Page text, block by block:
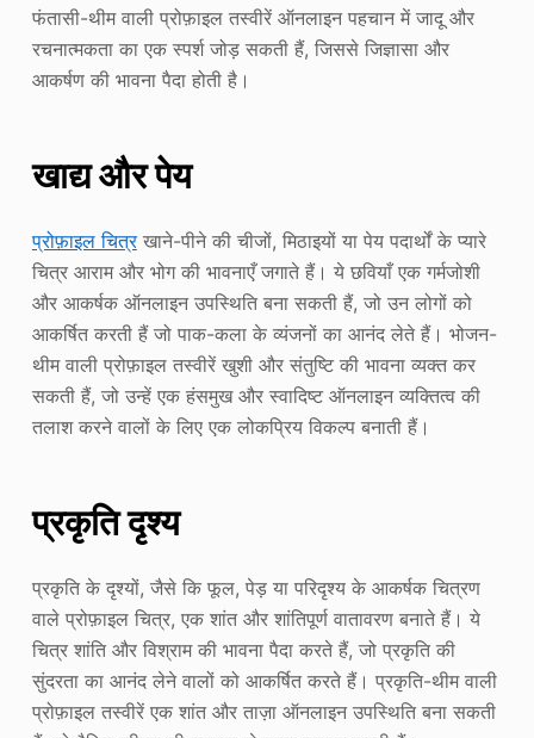
फंतासी-थीम वाली प्रोफ़ाइल तस्वीरें ऑनलाइन पहचान में जादू और
रचनात्मकता का एक स्पर्श जोड़ सकती हैं, जिससे जिज्ञासा और
आकर्षण की भावना पैदा होती है।
खाद्य और पेय
प्रोफ़ाइल चित्रखाने-पीने की चीजों, मिठाइयों या पेय पदार्थों के प्यारे
चित्र आराम और भोग की भावनाएँ जगाते हैं। ये छवियाँ एक गर्मजोशी
और आकर्षक ऑनलाइन उपस्थिति बना सकती हैं, जो उन लोगों को
आकर्षित करती हैं जो पाक-कला के व्यंजनों का आनंद लेते हैं। भोजन-
थीम वाली प्रोफ़ाइल तस्वीरें खुशी और संतुष्टि की भावना व्यक्त कर
सकती हैं, जो उन्हें एक हंसमुख और स्वादिष्ट ऑनलाइन व्यक्तित्व की
तलाश करने वालों के लिए एक लोकप्रिय विकल्प बनाती हैं।
प्रकृति दृश्य
प्रकृति के दृश्यों, जैसे कि फूल, पेड़ या परिदृश्य के आकर्षक चित्रण
वाले प्रोफ़ाइल चित्र, एक शांत और शांतिपूर्ण वातावरण बनाते हैं। ये
चित्र शांति और विश्राम की भावना पैदा करते हैं, जो प्रकृति की
सुंदरता का आनंद लेने वालों को आकर्षित करते हैं। प्रकृति-थीम वाली
प्रोफ़ाइल तस्वीरें एक शांत और ताज़ा ऑनलाइन उपस्थिति बना सकती